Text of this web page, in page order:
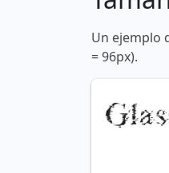
Un ejemplo
= 96px).